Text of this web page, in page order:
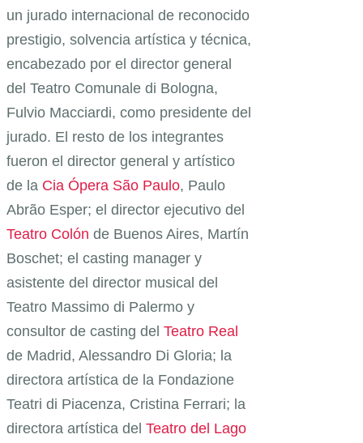
un jurado internacional de reconocido
prestigio, solvencia artística y técnica,
encabezado por el director general
del Teatro Comunale di Bologna,
Fulvio Macciardi, como presidente del
jurado. El resto de los integrantes
fueron el director general y artístico
de la Cia Ópera São Paulo, Paulo
Abrão Esper; el director ejecutivo del
Teatro Colón de Buenos Aires, Martín
Boschet; el casting manager y
asistente del director musical del
Teatro Massimo di Palermo y
consultor de casting del Teatro Real
de Madrid, Alessandro Di Gloria; la
directora artística de la Fondazione
Teatri di Piacenza, Cristina Ferrari; la
directora artística del Teatro del Lago